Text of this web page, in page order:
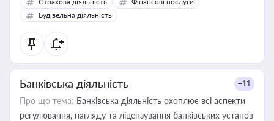
бухгалтера під час оподаткування, приватизації, оренди
державного майна, корпоративних угод і перевірки
статусу суб'єктів оціночної діяльності
Будівельна діяльність
Банківська діяльність +11
Про що тема: Банківська діяльність охоплює всі аспекти
регулювання, нагляду та ліцензування банківських установ